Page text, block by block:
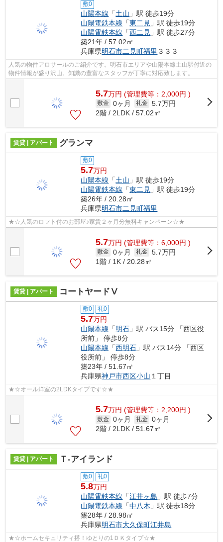
敷0
山陽本線 「土山 」駅 徒歩19分
山陽電鉄本線 「東二見 」駅 徒歩19分
山陽電鉄本線 「西二見 」駅 徒歩27分
築21年 / 57.02㎡
兵庫県明石市二見町福里 ３３３
人気の物件アロサールのご紹介です。明石市エリアや山陽本線土山駅付近の
物件情報が盛り沢山。知識の豊富なスタッフが丁寧に対応致します。
5.7万円 (管理費等：2,000円 )
敷金 0ヶ月 礼金 5.7万円
2階 / 2LDK / 57.02㎡
賃貸 | アパート グランマ
敷0
5.7万円
山陽本線 「土山 」駅 徒歩19分
山陽電鉄本線 「東二見 」駅 徒歩19分
築26年 / 20.28㎡
兵庫県明石市二見町福里
★☆人気のロフト付のお部屋♪家賃２ヶ月分無料キャンペーン☆★
5.7万円 (管理費等：6,000円 )
敷金 0ヶ月 礼金 5.7万円
1階 / 1K / 20.28㎡
賃貸 | アパート コートヤードⅤ
敷0 礼0
5.7万円
山陽本線 「明石 」駅 バス15分 「西区役
所前」 停歩8分
山陽本線 「西明石 」駅 バス14分 「西区
役所前」 停歩8分
築23年 / 51.67㎡
兵庫県神戸市西区小山 １丁目
★☆オール洋室の2LDKタイプです☆★
5.7万円 (管理費等：2,200円 )
敷金 0ヶ月 礼金 0ヶ月
2階 / 2LDK / 51.67㎡
賃貸 | アパート Ｔ-アイランド
敷0 礼0
5.8万円
山陽電鉄本線 「江井ヶ島 」駅 徒歩7分
山陽電鉄本線 「中八木 」駅 徒歩18分
築28年 / 28.98㎡
兵庫県明石市大久保町江井島
★☆ホームセキュリティ搭！ゆとりの1ＤＫタイプ☆★